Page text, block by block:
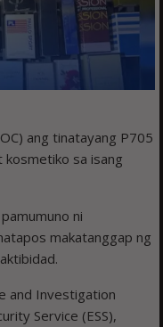
ang tinatayang P705
kosmetiko sa isang
ni
makatanggap ng
and Investigation
Service (ESS),